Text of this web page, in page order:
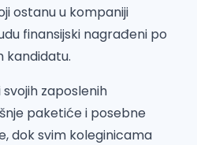
ostanu u kompaniji
finansijski nagrađeni po
kandidatu.
zaposlenih
paketiće i posebne
dok svim koleginicama